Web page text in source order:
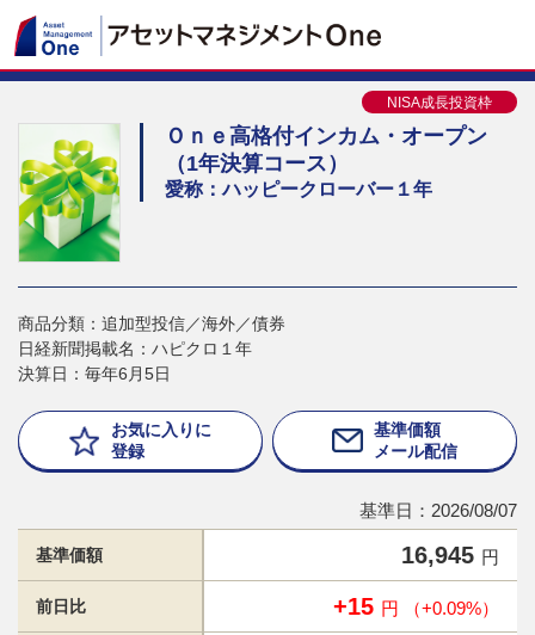
NISA成長投資枠
Ｏｎｅ高格付インカム・オープン
（1年決算コース）
愛称：ハッピークローバー１年
商品分類：追加型投信／海外／債券
日経新聞掲載名：ハピクロ１年
決算日：毎年6月5日
お気に入りに
登録
基準価額
メール配信
基準日：2026/08/07
基準価額 16,945 円
前日比 +15 円 （+0.09%）